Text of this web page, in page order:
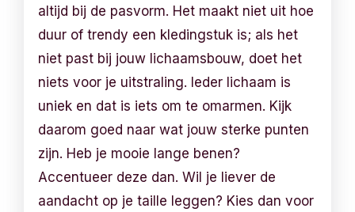
altijd bij de pasvorm. Het maakt niet uit hoe
duur of trendy een kledingstuk is; als het
niet past bij jouw lichaamsbouw, doet het
niets voor je uitstraling. Ieder lichaam is
uniek en dat is iets om te omarmen. Kijk
daarom goed naar wat jouw sterke punten
zijn. Heb je mooie lange benen?
Accentueer deze dan. Wil je liever de
aandacht op je taille leggen? Kies dan voor